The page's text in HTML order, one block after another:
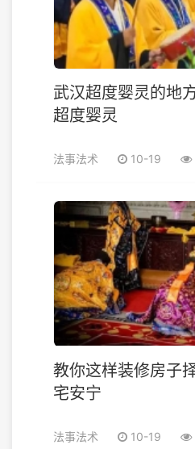
武汉超度婴灵的地
超度婴灵
法事法术 10-19
教你这样装修房子
宅安宁
法事法术 10-19